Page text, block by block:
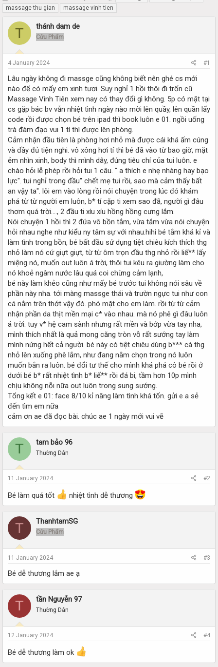
h
r
e
d
a
e
r
t
a
r
t
d
massage thu gian
massage vinh tien
T thánh dam de
Cửu Phẩm
4 January 2024 #1
Lâu ngày không đi massge cũng không biết nên ghé cs mới
nào để có mấy em xinh tươi. Suy nghỉ 1 hồi thôi đi trốn cũ
Massage Vinh Tiên xem nay có thay đổi gì không. 5p có mặt tại
cs gặp bác bv vẫn nhiệt tình ngày nào mời lên quầy, lên quần lấy
code rồi được chọn bé trên ipad thì book luôn e 01. ngồi uống
trà đàm đạo vui 1 tí thì được lên phòng.
Cảm nhận đầu tiên là phòng hơi nhỏ mà được cái khá ấm cúng
và đầy đủ tiện nghi. vô xông hơi tí thì bé đã vào từ bao giờ, mặt
ẻm nhìn xinh, body thì mình dây, đúng tiêu chí của tui luôn. e
chào hỏi lễ phép rồi hỏi tui 1 câu. " a thích e nhẹ nhàng hay bạo
lực". tui nghỉ trong đầu" chết mẹ tui rồi, sao mà cảm thấy bất
an vậy ta". lôi em vào lòng rồi nói chuyện trong lúc đó khám
phá từ từ người em luôn, b* tí cặp ti xem sao đã, người gì đâu
thơm quá trời...., 2 đầu ti xíu xíu hồng hồng cưng lắm.
Nói chuyện 1 hồi thì 2 đứa vô bồn tắm, vừa tắm vừa nói chuyện
hỏi nhau nghe như kiểu ny tâm sự với nhau.hihi bé tắm khá kỉ và
làm tình trong bồn, bé bất đầu sử dụng tiệt chiêu kích thích thg
nhỏ làm nó cứ giựt giựt, từ từ ôm trọn đầu thg nhỏ rồi liế** lấy
miệng nó, muốn out luôn á trời, thôi tui kêu ra giường làm cho
nó khoẻ ngâm nước lâu quá coi chừng cảm lạnh,
bé này làm khẻo cũng như mấy bé trước tui không nói sâu về
phần này nha. tới màng massge thái và trườn ngực tui như con
cá nằm trên thớt vậy đó. phó mặt cho em làm. rồi từ từ cảm
nhận phần da thịt mền mại c* vào nhau. mà nó phê gì đâu luôn
á trời. tuy v* hệ cam sành nhưng rất mền và bớp vừa tay nha,
mình thích nhất là quả mong căng tròn vỗ rất sướng tay làm
mình nứng hết cả người. bé này có tiệt chiêu dùng b*** cà thg
nhỏ lên xuống phê lắm, như đang nằm chọn trong nó luôn
muốn bắn ra luôn. bé đổi tư thế cho mình khá phá cô bé rồi ở
dưới bé b* rất nhiệt tình b* liế** rồi đá bi, tầm hơn 10p mình
chịu không nỗi nữa out luôn trong sung sướng.
Tổng kết e 01: face 8/10 kỉ năng làm tình khá tốn. gửi e a sẻ
đến tìm em nữa
cảm ơn ae đã đọc bài. chúc ae 1 ngày mới vui vẽ
T tam bảo 96
Thường Dân
11 January 2024 #2
Bé làm quá tốt nhiệt tình dễ thương
T ThanhtamSG
Cửu Phẩm
11 January 2024 #3
Bé dễ thương lắm ae ạ
T tần Nguyễn 97
Thường Dân
12 January 2024 #4
Bé dễ thương làm ok